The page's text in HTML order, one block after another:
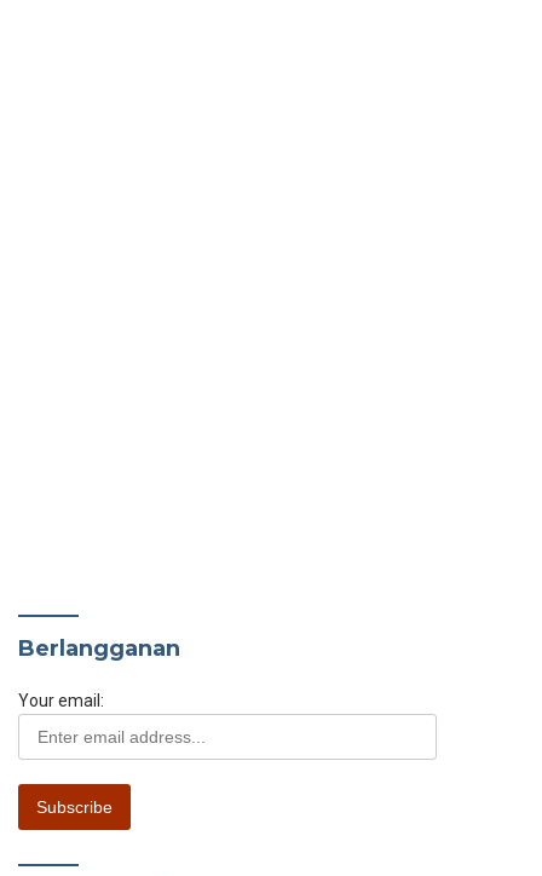
Berlangganan
Your email: